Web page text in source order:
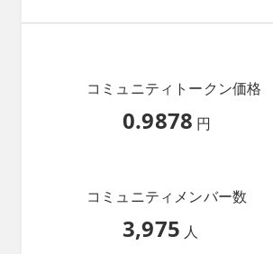
コミュニティトークン価格
0.9878 円
コミュニティメンバー数
3,975 人